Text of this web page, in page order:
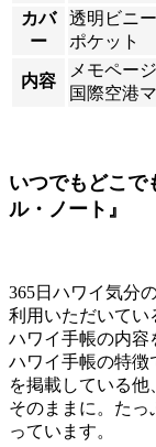
カバ
ー
透明ビニ
ポケット
内容
メモペー
国際空港
いつでもどこで
ル・ノート』
365日ハワイ気分
利用いただいてい
ハワイ手帳の内容
ハワイ手帳の特徴
を掲載している
そのままに。たっ
っています。